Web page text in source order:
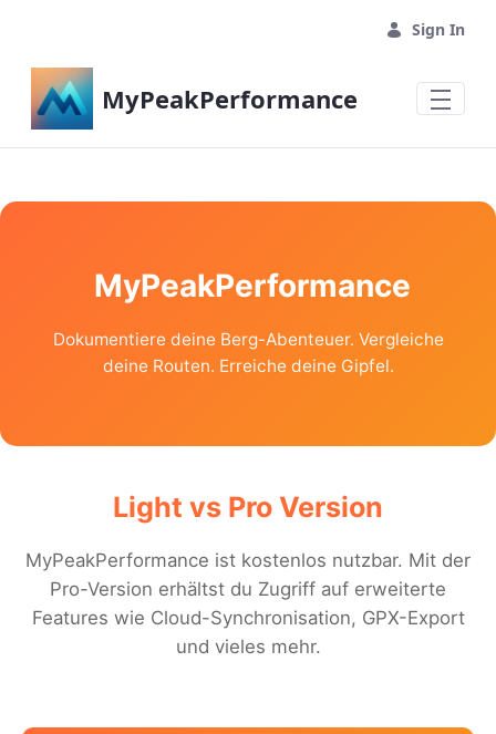
Sign In
MyPeakPerformance
MyPeakPerformance
Dokumentiere deine Berg-Abenteuer. Vergleiche
deine Routen. Erreiche deine Gipfel.
Light vs Pro Version
MyPeakPerformance ist kostenlos nutzbar. Mit der
Pro-Version erhältst du Zugriff auf erweiterte
Features wie Cloud-Synchronisation, GPX-Export
und vieles mehr.